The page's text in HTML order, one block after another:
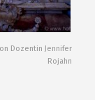
Dozentin Jennifer
Rojahn